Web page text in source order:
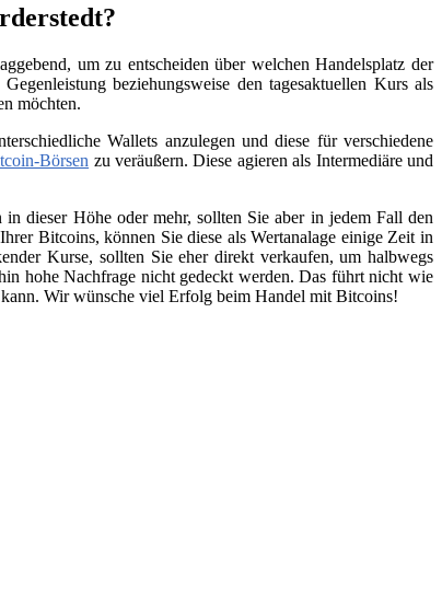
um zu entscheiden über welchen Handelsplatz der
beziehungsweise den tagesaktuellen Kurs als
möchten.
Wallets anzulegen und diese für verschiedene
Börsen zu veräußern. Diese agieren als Intermediäre und
dieser Höhe oder mehr, sollten Sie aber in jedem Fall den
Bitcoins, können Sie diese als Wertanalage einige Zeit in
Kurse, sollten Sie eher direkt verkaufen, um halbwegs
hohe Nachfrage nicht gedeckt werden. Das führt nicht wie
kann. Wir wünsche viel Erfolg beim Handel mit Bitcoins!